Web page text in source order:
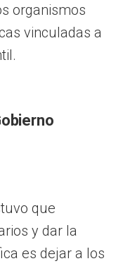
organismos
vinculadas a
que
y dar la
es dejar a los